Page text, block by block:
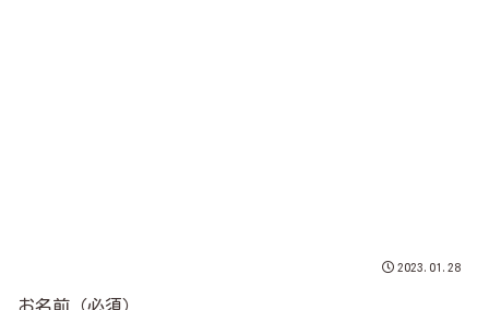
2023.01.28
お名前（必須）